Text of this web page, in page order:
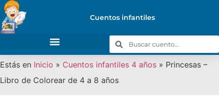
Cuentos infantiles
Estás en Inicio » Cuentos infantiles 4 años » Princesas –
Libro de Colorear de 4 a 8 años